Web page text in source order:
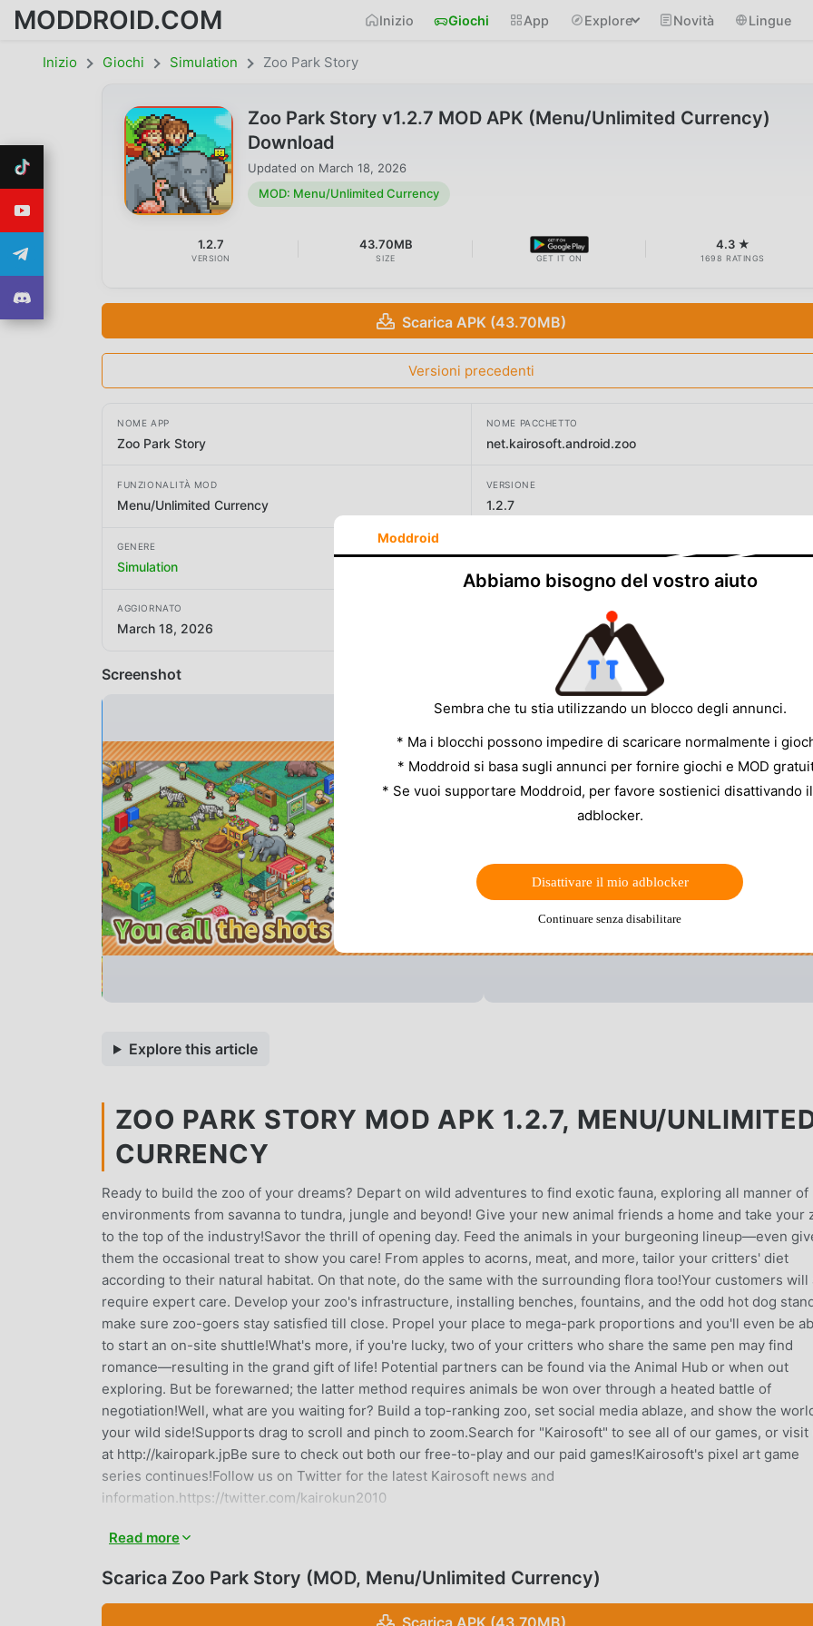
MODDROID.COM Inizio Giochi App Explore Novità Lingue
Inizio Giochi Simulation Zoo Park Story
Zoo Park Story v1.2.7 MOD APK (Menu/Unlimited Currency)
Download
Updated on March 18, 2026
MOD: Menu/Unlimited Currency
1.2.7
VERSION
43.70MB
SIZE GET IT ON
4.3 ★
1698 RATINGS
Scarica APK (43.70MB)
Versioni precedenti
NOME APP
Zoo Park Story
NOME PACCHETTO
net.kairosoft.android.zoo
FUNZIONALITÀ MOD
Menu/Unlimited Currency
VERSIONE
1.2.7
GENERE
Simulation
AGGIORNATO
March 18, 2026
Screenshot
Explore this article
ZOO PARK STORY MOD APK 1.2.7, MENU/
CURRENCY
Ready to build the zoo of your dreams? Depart on wild adventures to find exotic fauna, exploring all manner of
environments from savanna to tundra, jungle and beyond! Give your new animal friends a home and take your
to the top of the industry!Savor the thrill of opening day. Feed the animals in your burgeoning lineup—even
them the occasional treat to show you care! From apples to acorns, meat, and more, tailor your critters' diet
according to their natural habitat. On that note, do the same with the surrounding flora too!Your customers will
require expert care. Develop your zoo's infrastructure, installing benches, fountains, and the odd hot dog
make sure zoo-goers stay satisfied till close. Propel your place to mega-park proportions and you'll even be
to start an on-site shuttle!What's more, if you're lucky, two of your critters who share the same pen may find
romance—resulting in the grand gift of life! Potential partners can be found via the Animal Hub or when out
exploring. But be forewarned; the latter method requires animals be won over through a heated battle of
negotiation!Well, what are you waiting for? Build a top-ranking zoo, set social media ablaze, and show the
your wild side!Supports drag to scroll and pinch to zoom.Search for "Kairosoft" to see all of our games, or visit
at http://kairopark.jpBe sure to check out both our free-to-play and our paid games!Kairosoft's pixel art game
series continues!Follow us on Twitter for the latest Kairosoft news and
information.https://twitter.com/kairokun2010
ZOO PARK STORY INTRODUZIONE
Zoo Park Story Essendo un gioco simulation molto popolare di recente, ha guadagnato molti fan in tutto il
per mod apk al mondo, moddroid è la tua scelta migliore. moddroid non solo ti fornisce l'ultima versione di Zoo
Read more
Scarica Zoo Park Story (MOD, Menu/Unlimited Currency)
Scarica APK (43.70MB)
Moddroid
Abbiamo bisogno del vostro aiuto
Sembra che tu stia utilizzando un blocco degli annunci.
* Ma i blocchi possono impedire di scaricare normalmente i
* Moddroid si basa sugli annunci per fornire giochi e MOD
* Se vuoi supportare Moddroid, per favore sostienici disattivando
adblocker.
Disattivare il mio adblocker
Continuare senza disabilitare